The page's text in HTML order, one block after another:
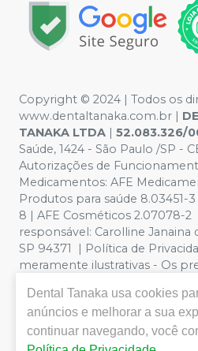
Copyright © 2024 | Todos os
www.dentaltanaka.com.br
TANAKA LTDA
52.083.326/
Saúde, 1424 - São Paulo /SP -
Autorizações de
Medicamentos: AFE
Produtos para saúde 8.03451-
8 | AFE Cosméticos 2.07078-
responsável: Carolline Janaina
SP 94371
| Política de
meramente ilustrativas - Os
divergência de preços no site,
Carrinho de Compra. Não
isso nos reservamos o direito
de grandes volumes pelo site.
Dental Tanaka usa cookies
anúncios e melhorar a sua
continuar navegando, você